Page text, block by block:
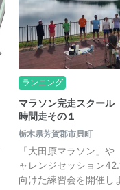
ランニング
マラソン完走スクー
時間走その１
栃木県芳賀郡市貝町
「大田原マラソン」
ャレンジセッション
向けた練習会を開催し